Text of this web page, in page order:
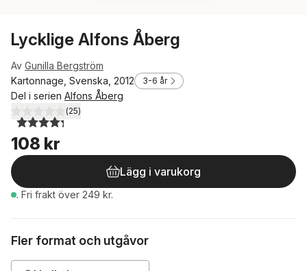
Lycklige Alfons Åberg
Av Gunilla Bergström
Kartonnage, Svenska, 2012
3-6 år
Del i serien Alfons Åberg
4,3utav 5 stjärnor. Totalt antal röster:
(25)
108 kr
Lägg i varukorg
. Fri frakt över 249 kr.
Fler format och utgåvor